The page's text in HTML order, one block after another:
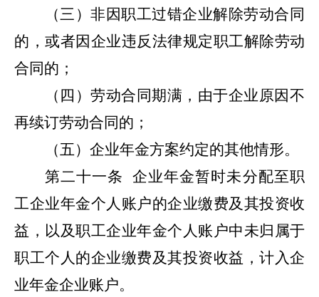
（三）非因职工过错企业解除劳动合同
的，或者因企业违反法律规定职工解除劳动
合同的；
（四）劳动合同期满，由于企业原因不
再续订劳动合同的；
（五）企业年金方案约定的其他情形。
第二十一条
企业年金暂时未分配至职
工企业年金个人账户的企业缴费及其投资收
益，以及职工企业年金个人账户中未归属于
职工个人的企业缴费及其投资收益，计入企
业年金企业账户。